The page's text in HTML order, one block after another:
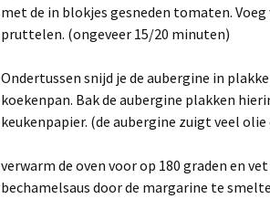
met de in blokjes gesneden tomaten.
pruttelen. (ongeveer 15/20 minuten)
Ondertussen snijd je de aubergine in
koekenpan. Bak de aubergine plakken
keukenpapier. (de aubergine zuigt veel olie
verwarm de oven voor op 180 graden en
bechamelsaus door de margarine te